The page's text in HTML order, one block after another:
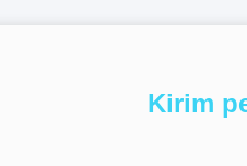
Kirim